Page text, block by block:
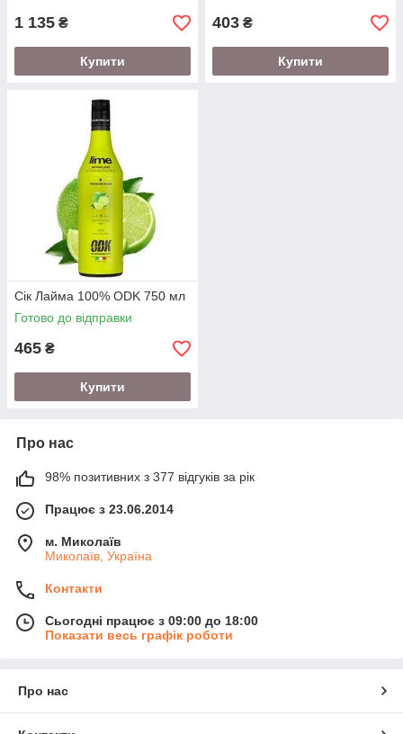
1 135 ₴
Купити
403 ₴
Купити
Сік Лайма 100% ODK 750 мл
Готово до відправки
465 ₴
Купити
Про нас
98% позитивних з 377 відгуків за рік
Працює з 23.06.2014
м. Миколаїв
Миколаїв, Україна
Контакти
Сьогодні працює з 09:00 до 18:00
Показати весь графік роботи
Про нас